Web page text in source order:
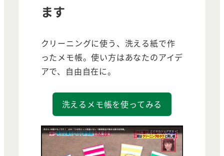
ます
クリーニングに使う、洗える紙で作
ったメモ帳。使い方はあなたのアイデ
アで、自由自在に。
洗えるメモ帳を使ってみる